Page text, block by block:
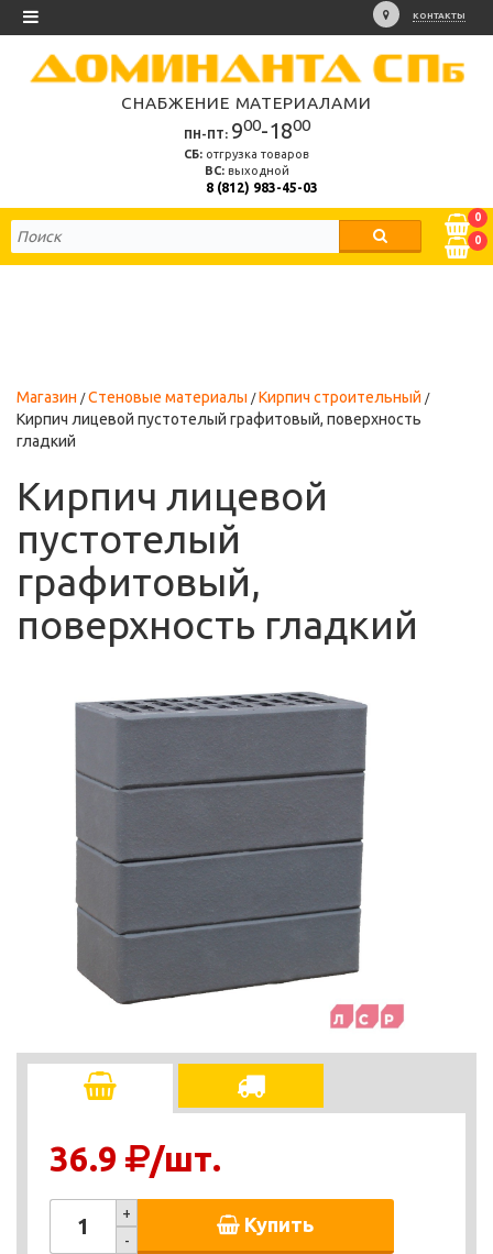
КОНТАКТЫ
СНАБЖЕНИЕ МАТЕРИАЛАМИ
ПН-ПТ: 900-1800
СБ: отгрузка товаров
ВС:выходной
8 (812) 983-45-03
0
0
Магазин Стеновые материалы
Кирпич строительный
Кирпич лицевой пустотелый графитовый, поверхность
гладкий
Кирпич лицевой
пустотелый
графитовый,
поверхность гладкий
36.9 /шт.
+
-
Купить